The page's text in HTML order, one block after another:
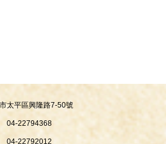
太平區興隆路7-50號
04-22794368
04-22792012